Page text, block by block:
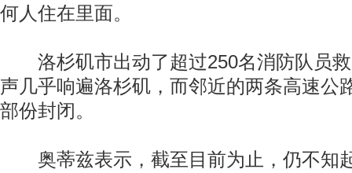
何人住在里面。
洛杉矶市出动了超过250名消防队员救
声几乎响遍洛杉矶，而邻近的两条高速公
部份封闭。
奥蒂兹表示，截至目前为止，仍不知